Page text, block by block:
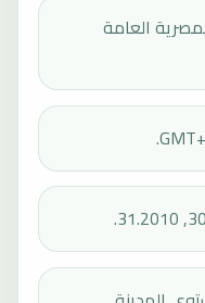
العامة